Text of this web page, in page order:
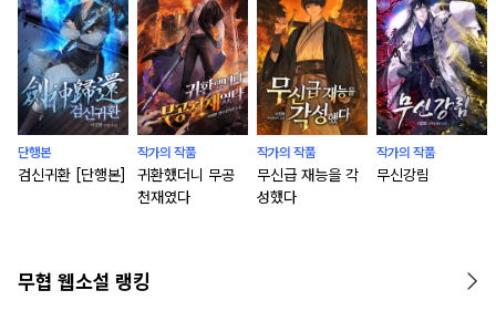
단행본
검신귀환 [단행본]
작가의 작품
귀환했더니 무공
천재였다
작가의 작품
무신급 재능을 각
성했다
작가의 작품
무신강림
무협 웹소설 랭킹